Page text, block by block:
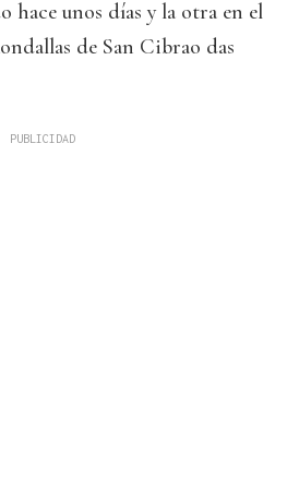
hace unos días y la otra en el
de San Cibrao das